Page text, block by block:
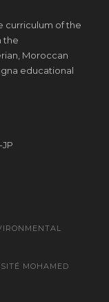
curriculum of the
the
Moroccan
educational
JP
MOHAMED